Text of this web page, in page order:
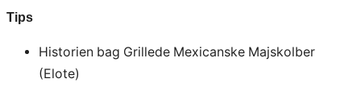
Tips
Historien bag Grillede Mexicanske Majskolber
(Elote)